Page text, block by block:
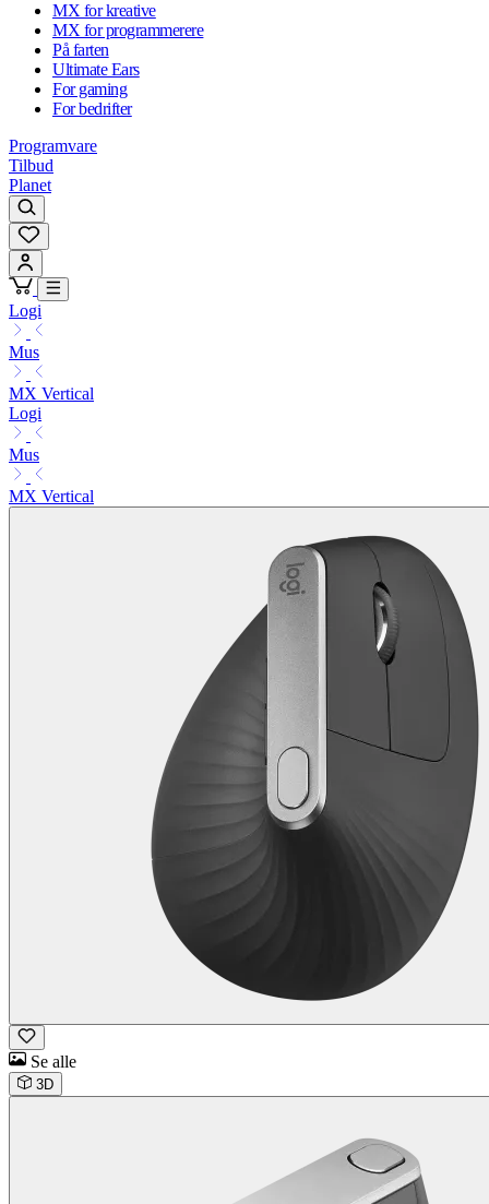
MX for kreative
MX for programmerere
På farten
Ultimate Ears
For gaming
For bedrifter
Programvare
Tilbud
Planet
Logi
Mus
MX Vertical
Logi
Mus
MX Vertical
Se alle
3D